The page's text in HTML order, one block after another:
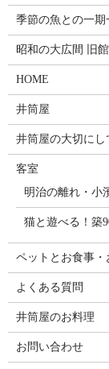
季節の魚との一
昭和の大広間 旧
HOME
井筒屋
井筒屋の大切にし
客室
明治の離れ・小
猫と遊べる！築
ペットとお食事・
よくある質問
井筒屋のお料理
お問い合わせ